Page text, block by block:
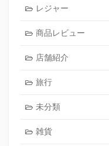
レジャー
商品レビュー
店舗紹介
旅行
未分類
雑貨